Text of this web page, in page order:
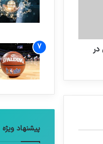
در
پیشنهاد ویژه